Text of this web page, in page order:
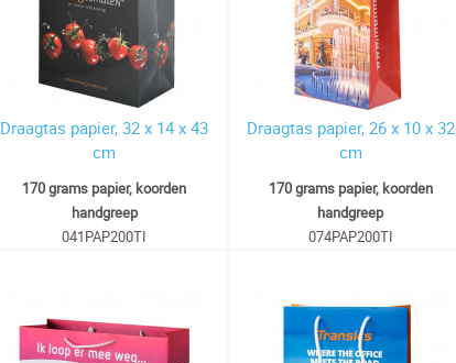
Draagtas papier, 32 x 14 x 43
cm
170 grams papier, koorden
handgreep
041PAP200TI
Draagtas papier, 26 x 10 x 32
cm
170 grams papier, koorden
handgreep
074PAP200TI